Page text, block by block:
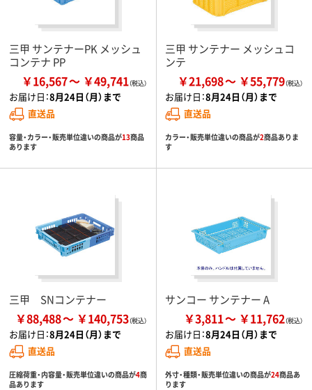
三甲 サンテナーPK メッシュ
コンテナ PP
￥16,567 ￥49,741
お届け日：8月24日（月）まで
直送品
容量・カラー・販売単位違いの商品が13商品
あります
三甲 サンテナー メッシュコ
ンテ
￥21,698 ￥55,779
お届け日：8月24日（月）まで
直送品
カラー・販売単位違いの商品が2商品ありま
す
三甲 SNコンテナー
￥88,488 ￥140,753
お届け日：8月24日（月）まで
直送品
圧縮荷重・内容量・販売単位違いの商品が4商
品あります
サンコー サンテナー A
￥3,811 ￥11,762
お届け日：8月24日（月）まで
直送品
外寸・種類・販売単位違いの商品が24商品あ
ります